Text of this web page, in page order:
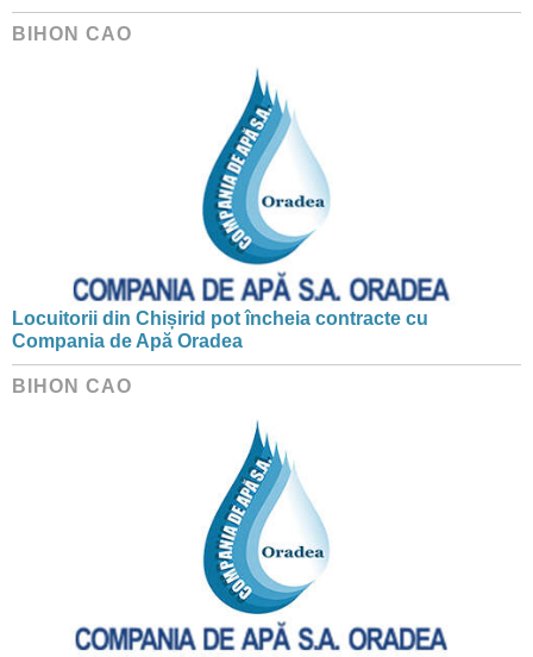
BIHON CAO
Locuitorii din Chișirid pot încheia contracte cu
Compania de Apă Oradea
BIHON CAO